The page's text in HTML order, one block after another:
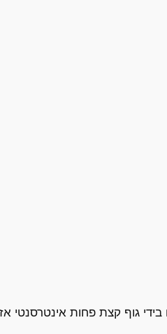
גוף קצת פחות אינטרסנטי